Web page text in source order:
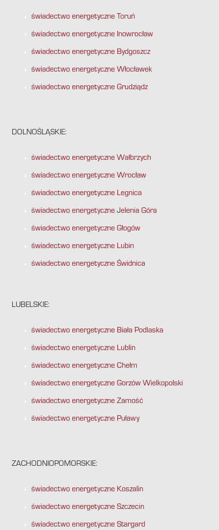
świadectwo energetyczne Toruń
świadectwo energetyczne Inowrocław
świadectwo energetyczne Bydgoszcz
świadectwo energetyczne Włocławek
świadectwo energetyczne Grudziądz
DOLNOŚLĄSKIE:
świadectwo energetyczne Wałbrzych
świadectwo energetyczne Wrocław
świadectwo energetyczne Legnica
świadectwo energetyczne Jelenia Góra
świadectwo energetyczne Głogów
świadectwo energetyczne Lubin
świadectwo energetyczne Świdnica
LUBELSKIE:
świadectwo energetyczne Biała Podlaska
świadectwo energetyczne Lublin
świadectwo energetyczne Chełm
świadectwo energetyczne Gorzów Wielkopolski
świadectwo energetyczne Zamość
świadectwo energetyczne Puławy
ZACHODNIOPOMORSKIE:
świadectwo energetyczne Koszalin
świadectwo energetyczne Szczecin
świadectwo energetyczne Stargard